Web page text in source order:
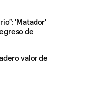
'Matador'
de
valor de